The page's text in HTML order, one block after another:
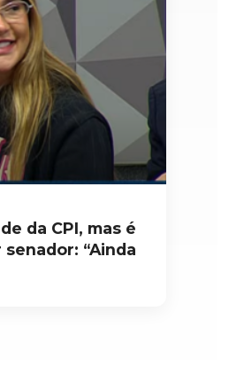
da CPI, mas é
“Ainda